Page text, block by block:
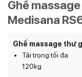
Ghế
Medisana
Ghế massage thư
Tải trọng tối đa
120kg